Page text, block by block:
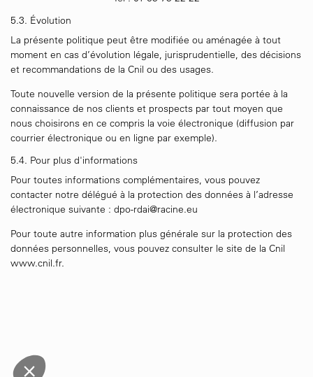
Paramétrer les cookies
En cliquant sur « J’accepte », vous autorisez le stockage de cookies
sur votre appareil pour améliorer la navigation sur le site et analyser
5.3. Évolution
La présente politique peut être modifiée ou aménagée à tout
moment en cas d’évolution légale, jurisprudentielle, des décisions
et recommandations de la Cnil ou des usages.
Toute nouvelle version de la présente politique sera portée à la
connaissance de nos clients et prospects par tout moyen que
nous choisirons en ce compris la voie électronique (diffusion par
courrier électronique ou en ligne par exemple).
5.4. Pour plus d'informations
Pour toutes informations complémentaires, vous pouvez
contacter notre délégué à la protection des données à l’adresse
électronique suivante : dpo-rdai@racine.eu
Pour toute autre information plus générale sur la protection des
données personnelles, vous pouvez consulter le site de la Cnil
www.cnil.fr.